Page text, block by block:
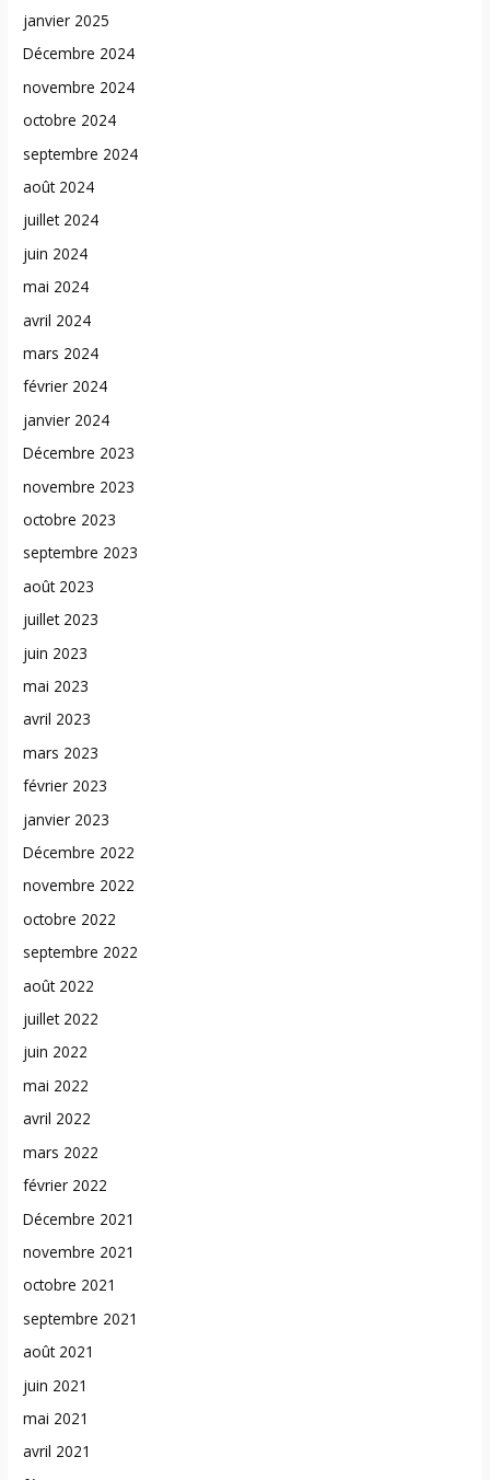
janvier 2025
Décembre 2024
novembre 2024
octobre 2024
septembre 2024
août 2024
juillet 2024
juin 2024
mai 2024
avril 2024
mars 2024
février 2024
janvier 2024
Décembre 2023
novembre 2023
octobre 2023
septembre 2023
août 2023
juillet 2023
juin 2023
mai 2023
avril 2023
mars 2023
février 2023
janvier 2023
Décembre 2022
novembre 2022
octobre 2022
septembre 2022
août 2022
juillet 2022
juin 2022
mai 2022
avril 2022
mars 2022
février 2022
Décembre 2021
novembre 2021
octobre 2021
septembre 2021
août 2021
juin 2021
mai 2021
avril 2021